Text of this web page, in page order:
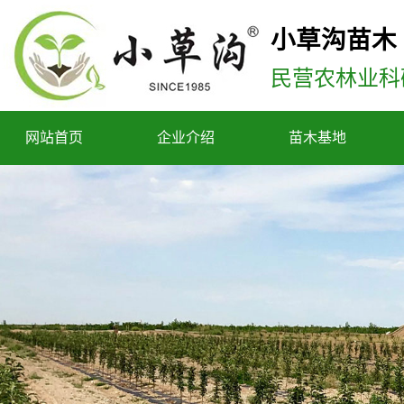
小草沟苗
民营农林业
网站首页 企业介绍 苗木基地